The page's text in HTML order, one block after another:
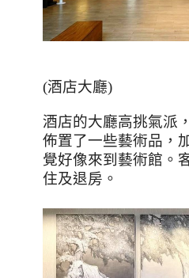
(酒店大廳)
酒店的大廳高挑氣派
佈置了一些藝術品，
覺好像來到藝術館。
住及退房。